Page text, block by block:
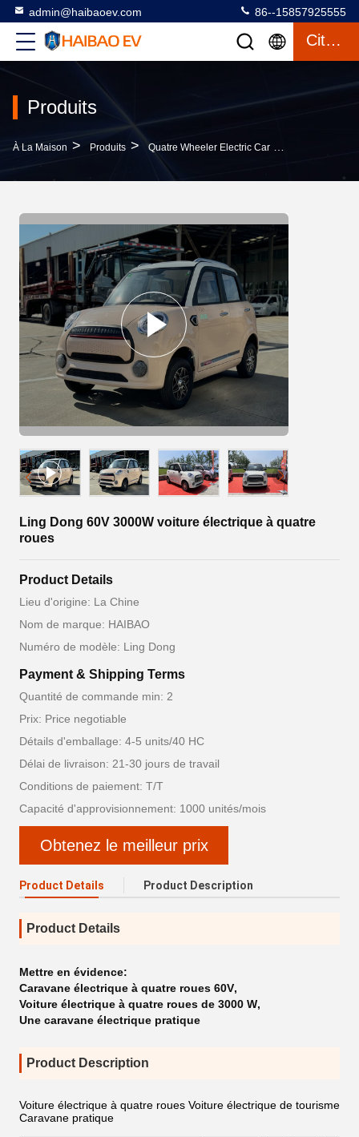
admin@haibaoev.com 86--15857925555
Citation
Produits
À La Maison > Produits > Quatre Wheeler Electric Car >
Ling Dong 60V 3000W voiture électrique à quatre
roues
Product Details
Lieu d'origine: La Chine
Nom de marque: HAIBAO
Numéro de modèle: Ling Dong
Payment & Shipping Terms
Quantité de commande min: 2
Prix: Price negotiable
Détails d'emballage: 4-5 units/40 HC
Délai de livraison: 21-30 jours de travail
Conditions de paiement: T/T
Capacité d'approvisionnement: 1000 unités/mois
Obtenez le meilleur prix
Product Details Product Description
Product Details
Mettre en évidence:
Caravane électrique à quatre roues 60V,
Voiture électrique à quatre roues de 3000 W,
Une caravane électrique pratique
Product Description
Voiture électrique à quatre roues Voiture électrique de tourisme
Caravane pratique